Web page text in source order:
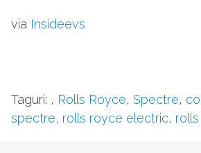
via Insideevs
Taguri: , Rolls Royce, Spectre,
spectre, rolls royce electric,